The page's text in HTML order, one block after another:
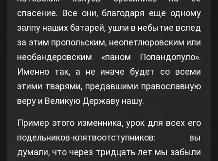
спасение. Все они, благодаря еще одному
залпу наших батарей, ушли в небытие вслед
за этим пропольским, неопетлюровским или
необандеровским «паном Попандопуло».
Именно так, а не иначе будет со всеми
этими тварями, предавшими православную
веру и Великую Державу нашу.
Пример этого изменника, урок для всех его
подельников-клятвоотступников: вы
думали, что через тридцать лет мы забыли